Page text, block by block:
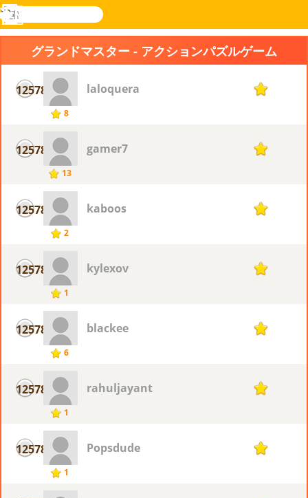
Novel
検
索
ログ
メ
ニ
ー
グランドマスター - アクションパズルゲーム
12578
8
laloquera 1
12578
13
gamer7 1
12578
2
kaboos 1
12578
1
kylexov 1
12578
6
blackee 1
12578
1
rahuljayant 1
12578
1
Popsdude 1